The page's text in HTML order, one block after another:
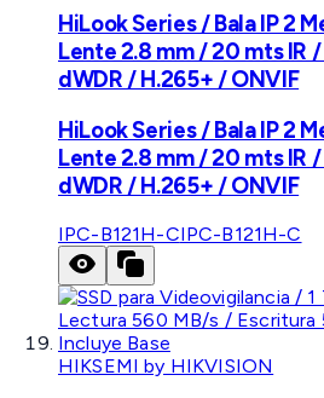
HiLook Series / Bala IP 2
Lente 2.8 mm / 20 mts IR
dWDR / H.265+ / ONVIF
HiLook Series / Bala IP 2
Lente 2.8 mm / 20 mts IR
dWDR / H.265+ / ONVIF
IPC-B121H-CIPC-B121H-C
HIKSEMI by HIKVISION